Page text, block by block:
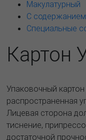
Макулатурный
С
Специальные
Картон
Упаковочный
распространенная
Лицевая сторона
тиснение,
достаточной